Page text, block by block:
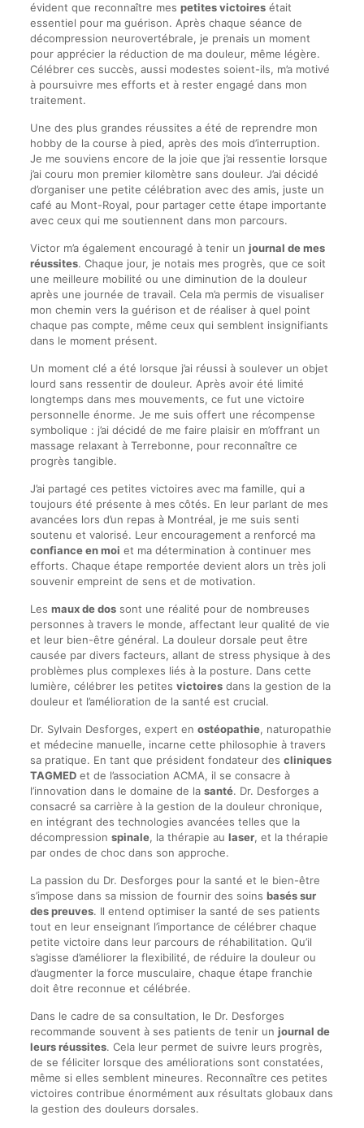
évident que reconnaître mes petites victoiresétait
essentiel pour ma guérison. Après chaque séance de
décompression neurovertébrale, je prenais un moment
pour apprécier la réduction de ma douleur, même légère.
Célébrer ces succès, aussi modestes soient-ils, m’a motivé
à poursuivre mes efforts et à rester engagé dans mon
traitement.
Une des plus grandes réussites a été de reprendre mon
hobby de la course à pied, après des mois d’interruption.
Je me souviens encore de la joie que j’ai ressentie lorsque
j’ai couru mon premier kilomètre sans douleur. J’ai décidé
d’organiser une petite célébration avec des amis, juste un
café au Mont-Royal, pour partager cette étape importante
avec ceux qui me soutiennent dans mon parcours.
Victor m’a également encouragé à tenir un journal de mes
réussites. Chaque jour, je notais mes progrès, que ce soit
une meilleure mobilité ou une diminution de la douleur
après une journée de travail. Cela m’a permis de visualiser
mon chemin vers la guérison et de réaliser à quel point
chaque pas compte, même ceux qui semblent insignifiants
dans le moment présent.
Un moment clé a été lorsque j’ai réussi à soulever un objet
lourd sans ressentir de douleur. Après avoir été limité
longtemps dans mes mouvements, ce fut une victoire
personnelle énorme. Je me suis offert une récompense
symbolique : j’ai décidé de me faire plaisir en m’offrant un
massage relaxant à Terrebonne, pour reconnaître ce
progrès tangible.
J’ai partagé ces petites victoires avec ma famille, qui a
toujours été présente à mes côtés. En leur parlant de mes
avancées lors d’un repas à Montréal, je me suis senti
soutenu et valorisé. Leur encouragement a renforcé ma
confiance en moi et ma détermination à continuer mes
efforts. Chaque étape remportée devient alors un très joli
souvenir empreint de sens et de motivation.
Les maux de dossont une réalité pour de nombreuses
personnes à travers le monde, affectant leur qualité de vie
et leur bien-être général. La douleur dorsale peut être
causée par divers facteurs, allant de stress physique à des
problèmes plus complexes liés à la posture. Dans cette
lumière, célébrer les petites victoiresdans la gestion de la
douleur et l’amélioration de la santé est crucial.
Dr. Sylvain Desforges, expert en ostéopathie, naturopathie
et médecine manuelle, incarne cette philosophie à travers
sa pratique. En tant que président fondateur des cliniques
TAGMEDet de l’association ACMA, il se consacre à
l’innovation dans le domaine de la santé. Dr. Desforges a
consacré sa carrière à la gestion de la douleur chronique,
en intégrant des technologies avancées telles que la
décompression spinale, la thérapie au laser, et la thérapie
par ondes de choc dans son approche.
La passion du Dr. Desforges pour la santé et le bien-être
s’impose dans sa mission de fournir des soins basés sur
des preuves. Il entend optimiser la santé de ses patients
tout en leur enseignant l’importance de célébrer chaque
petite victoire dans leur parcours de réhabilitation. Qu’il
s’agisse d’améliorer la flexibilité, de réduire la douleur ou
d’augmenter la force musculaire, chaque étape franchie
doit être reconnue et célébrée.
Dans le cadre de sa consultation, le Dr. Desforges
recommande souvent à ses patients de tenir un journal de
leurs réussites. Cela leur permet de suivre leurs progrès,
de se féliciter lorsque des améliorations sont constatées,
même si elles semblent mineures. Reconnaître ces petites
victoires contribue énormément aux résultats globaux dans
la gestion des douleurs dorsales.